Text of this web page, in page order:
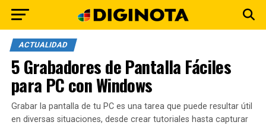
ACTUALIDAD
5 Grabadores de Pantalla Fáciles
para PC con Windows
Grabar la pantalla de tu PC es una tarea que puede resultar útil
en diversas situaciones, desde crear tutoriales hasta capturar